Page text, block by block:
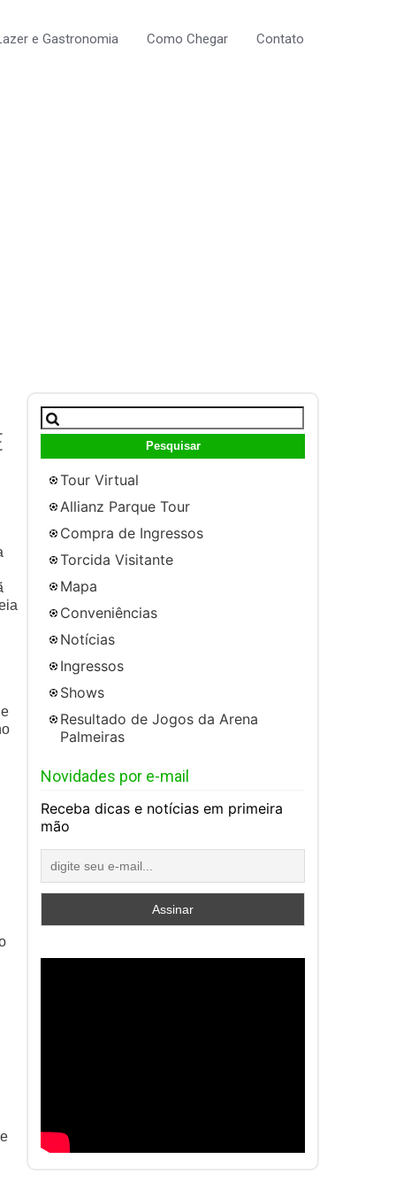
e Gastronomia Como Chegar Contato
Pesquisar
por:
Tour Virtual
Allianz Parque Tour
Compra de Ingressos
Torcida Visitante
Mapa
Conveniências
Notícias
Ingressos
Shows
Resultado de Jogos da Arena
Palmeiras
Novidades por e-mail
Receba dicas e notícias em primeira
mão